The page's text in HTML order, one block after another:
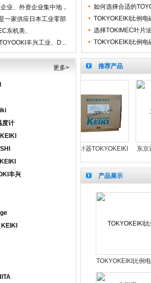
业、外资企业集中地，
一家供应日本工业零部
东机美、
丰兴工业、D...
用
如何选择合适的
TOKYOKEIKI比例
选择TOKIMEC叶片
TOKYOKEIKI比例
更多>
度计
丰兴
推荐产品
计器泵芯C-KIT-
SQP4-50-18泵胆
东京计器TOKYOKEIKI
电磁阀
DG5V76CTP7H86JA
东京
7-33c-
产品展示
TOKYOKEIKI比例
阀